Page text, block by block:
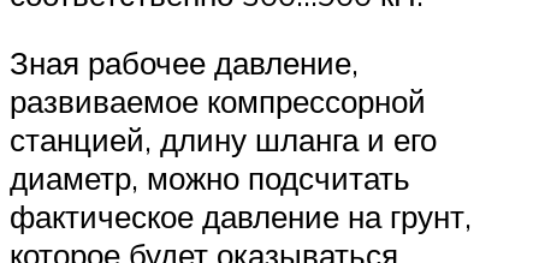
Зная рабочее давление,
развиваемое компрессорной
станцией, длину шланга и его
диаметр, можно подсчитать
фактическое давление на грунт,
которое будет оказываться